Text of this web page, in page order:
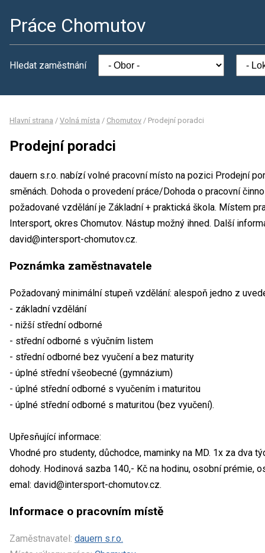
Práce Chomutov
Hledat zaměstnání
Hlavní strana / Volná místa / Chomutov / Prodejní poradci
Prodejní poradci
dauern s.r.o. nabízí volné pracovní místo na pozici Prodejní
směnách. Dohoda o provedení práce/Dohoda o pracovní
požadované vzdělání je Základní + praktická škola. Místem
Intersport, okres Chomutov. Nástup možný ihned. Další
david@intersport-chomutov.cz.
Poznámka zaměstnavatele
Požadovaný minimální stupeň vzdělání: alespoň jedno z
- základní vzdělání
- nižší střední odborné
- střední odborné s výučním listem
- střední odborné bez vyučení a bez maturity
- úplné střední všeobecné (gymnázium)
- úplné střední odborné s vyučením i maturitou
- úplné střední odborné s maturitou (bez vyučení).
Upřesňující informace:
Vhodné pro studenty, důchodce, maminky na MD. 1x za dva
dohody. Hodinová sazba 140,- Kč na hodinu, osobní prémie,
emal: david@intersport-chomutov.cz.
Informace o pracovním místě
Zaměstnavatel: dauern s.r.o.